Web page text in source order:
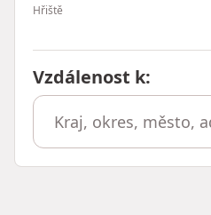
Hřiště
Vzdálenost k: